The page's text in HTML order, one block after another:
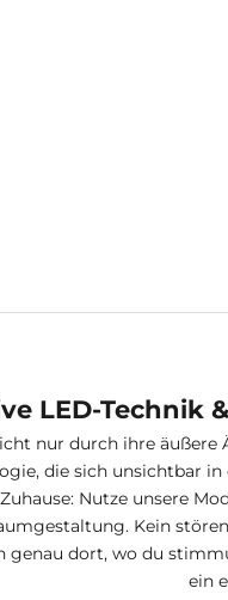
LED-Technik
nur durch ihre
die sich unsichtbar
Nutze unsere
Kein
genau dort, wo du
ein